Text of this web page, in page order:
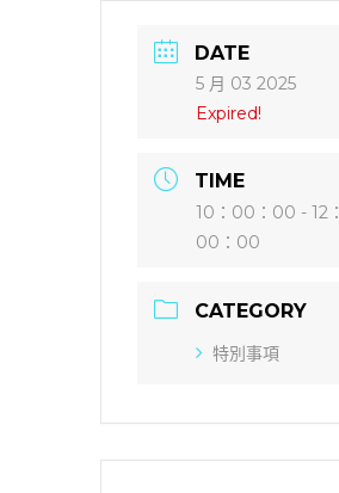
DATE
5 月 03 2025
Expired!
TIME
10：00：00 - 12：
00：00
CATEGORY
特別事項